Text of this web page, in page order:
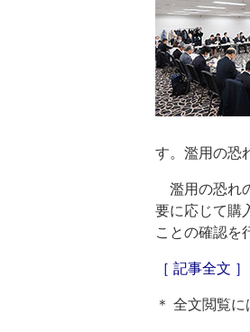
す。濫用の恐
濫用の恐れ
要に応じて購
ことの確認を
［ 記事全文 ］
＊ 全文閲覧に